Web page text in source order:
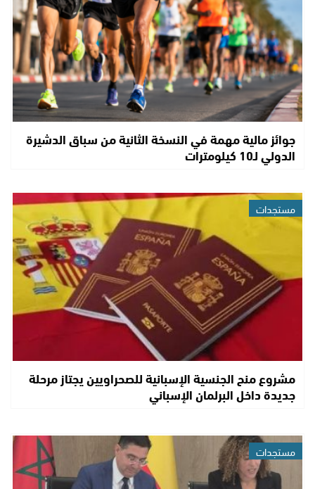
جوائز مالية مهمة في النسخة الثانية من سباق الدشيرة
الدولي لـ10 كيلومترات
مستجدات
مشروع منح الجنسية الإسبانية للصحراويين يجتاز مرحلة
جديدة داخل البرلمان الإسباني
مستجدات